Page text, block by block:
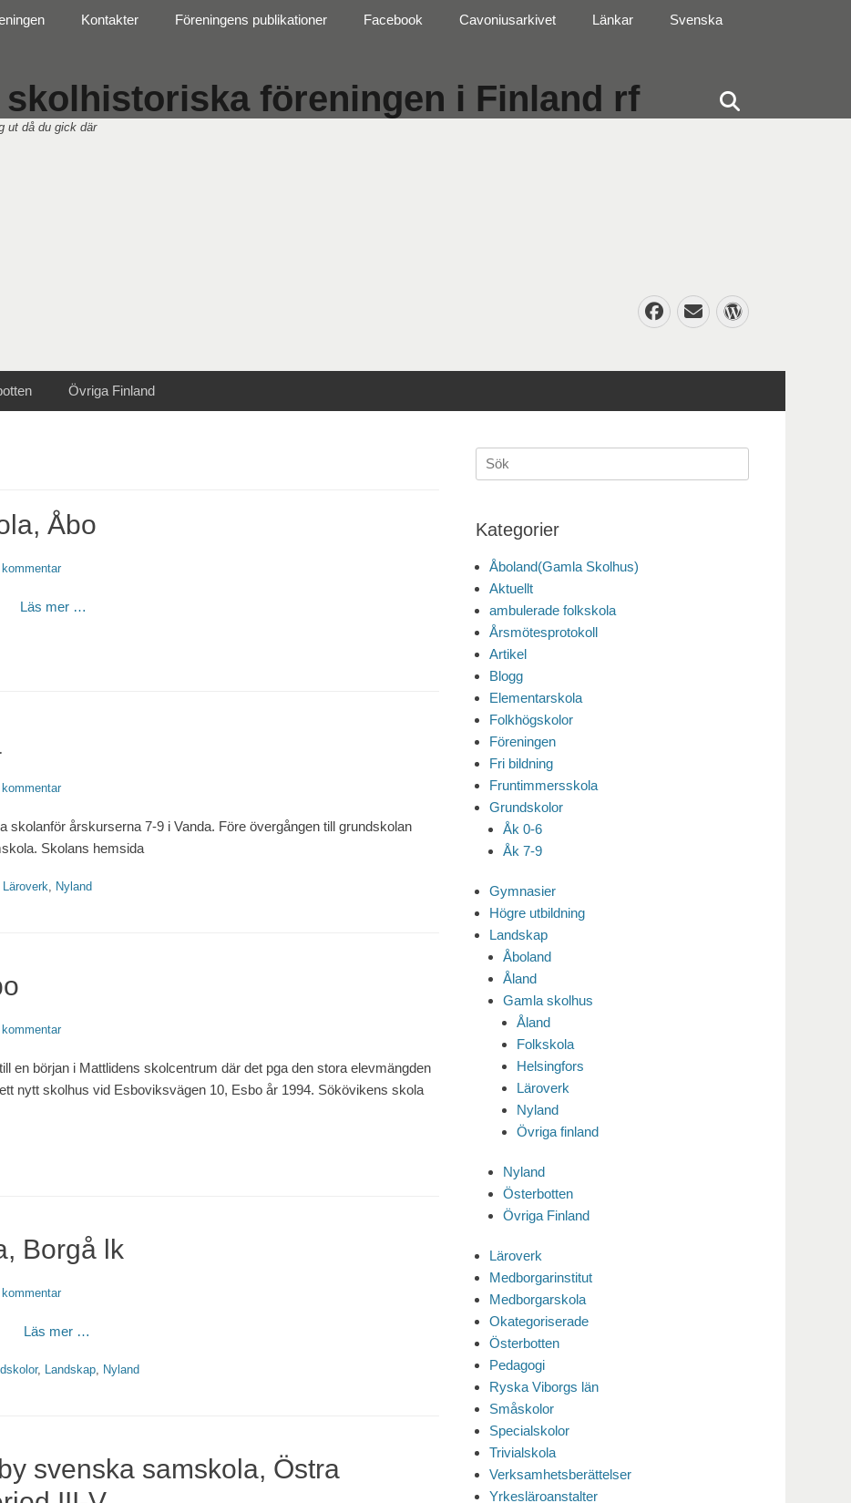
skolhistoriska föreningen i Finland rf
ut då du gick där
Facebook
E-
post
Kontakter Föreningens publikationer Facebook Cavoniusarkivet Länkar Svenska
Övriga Finland
Åbo
Läs mer …
skolanför årskurserna 7-9 i Vanda. Före övergången till grundskolan
Skolans hemsida
Läroverk, Nyland
en början i Mattlidens skolcentrum där det pga den stora elevmängden
nytt skolhus vid Esboviksvägen 10, Esbo år 1994. Sökövikens skola
Borgå lk
Läs mer …
, Landskap, Nyland
svenska samskola, Östra
Sök
efter:
Kategorier
Åboland(Gamla Skolhus)
Aktuellt
ambulerade folkskola
Årsmötesprotokoll
Artikel
Blogg
Elementarskola
Folkhögskolor
Föreningen
Fri bildning
Fruntimmersskola
Grundskolor
Åk 0-6
Åk 7-9
Gymnasier
Högre utbildning
Landskap
Åboland
Åland
Gamla skolhus
Åland
Folkskola
Helsingfors
Läroverk
Nyland
Övriga finland
Nyland
Österbotten
Övriga Finland
Läroverk
Medborgarinstitut
Medborgarskola
Okategoriserade
Österbotten
Pedagogi
Ryska Viborgs län
Småskolor
Specialskolor
Trivialskola
Verksamhetsberättelser
Yrkesläroanstalter